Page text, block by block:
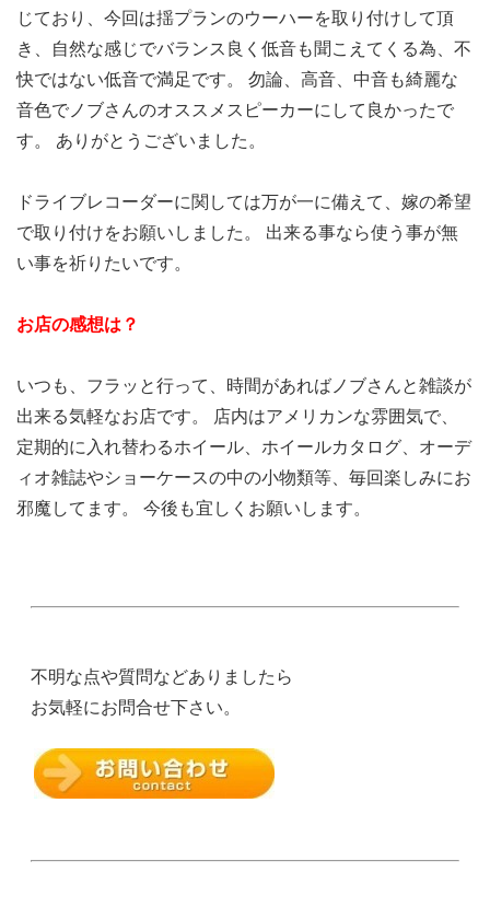
じており、今回は揺プランのウーハーを取り付けして頂
き、自然な感じでバランス良く低音も聞こえてくる為、不
快ではない低音で満足です。 勿論、高音、中音も綺麗な
音色でノブさんのオススメスピーカーにして良かったで
す。 ありがとうございました。
ドライブレコーダーに関しては万が一に備えて、嫁の希望
で取り付けをお願いしました。 出来る事なら使う事が無
い事を祈りたいです。
お店の感想は？
いつも、フラッと行って、時間があればノブさんと雑談が
出来る気軽なお店です。 店内はアメリカンな雰囲気で、
定期的に入れ替わるホイール、ホイールカタログ、オーデ
ィオ雑誌やショーケースの中の小物類等、毎回楽しみにお
邪魔してます。 今後も宜しくお願いします。
不明な点や質問などありましたら
お気軽にお問合せ下さい。